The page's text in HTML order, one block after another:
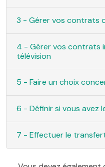
3 - Gérer vos contrats
4 - Gérer vos contrats
télévision
5 - Faire un choix
6 - Définir si vous avez
7 - Effectuer le